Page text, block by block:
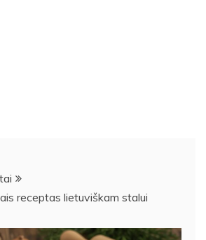
receptas lietuviškam stalui